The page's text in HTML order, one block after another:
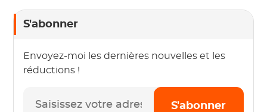
S'abonner
Envoyez-moi les dernières nouvelles et les
réductions !
S'abonner